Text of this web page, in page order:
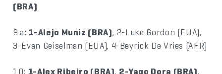
(BRA)
9.a: 1-Alejo Muniz (BRA), 2-Luke Gordon (EUA),
3-Evan Geiselman (EUA), 4-Beyrick De Vries (AFR)
10: 1-Alex Ribeiro (BRA), 2-Yago Dora (BRA),